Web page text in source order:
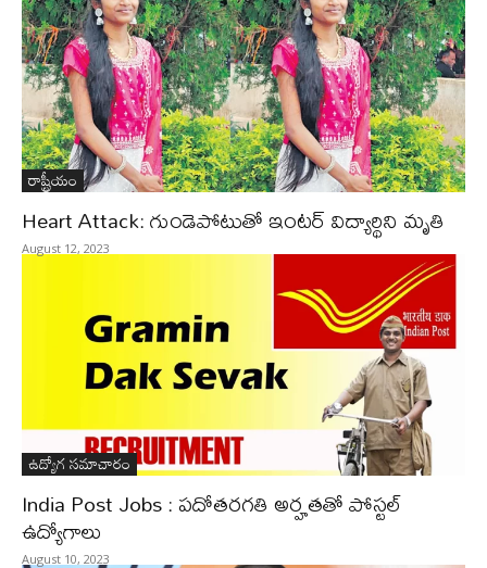
రాష్ట్రీయం
Heart Attack: గుండెపోటుతో ఇంటర్‌ విద్యార్థిని మృతి
August 12, 2023
ఉద్యోగ సమాచారం
India Post Jobs : పదోతరగతి అర్హతతో పోస్టల్‌
ఉద్యోగాలు
August 10, 2023